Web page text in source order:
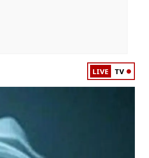
LIVE TV